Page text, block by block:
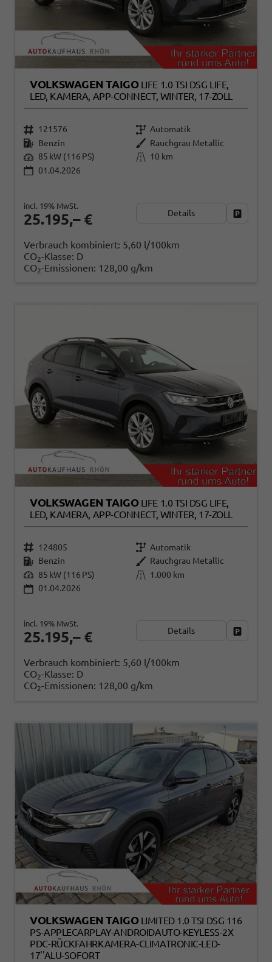
VOLKSWAGEN TAIGO LIFE 1.0 TSI DSG LIFE,
LED, KAMERA, APP-CONNECT, WINTER, 17-ZOLL
121576
Automatik
Benzin
Rauchgrau Metallic
85 kW (116 PS)
10 km
01.04.2026
25.195,– €
incl. 19% MwSt.
Details
Verbrauch kombiniert: 5,60 l/100km
CO2-Klasse: D
CO2-Emissionen: 128,00 g/km
VOLKSWAGEN TAIGO LIFE 1.0 TSI DSG LIFE,
LED, KAMERA, APP-CONNECT, WINTER, 17-ZOLL
124805
Automatik
Benzin
Rauchgrau Metallic
85 kW (116 PS)
1.000 km
01.04.2026
25.195,– €
incl. 19% MwSt.
Details
Verbrauch kombiniert: 5,60 l/100km
CO2-Klasse: D
CO2-Emissionen: 128,00 g/km
VOLKSWAGEN TAIGO LIMITED 1.0 TSI DSG 116
PS-APPLECARPLAY-ANDROIDAUTO-KEYLESS-2X
PDC-RÜCKFAHRKAMERA-CLIMATRONIC-LED-
17''ALU-SOFORT